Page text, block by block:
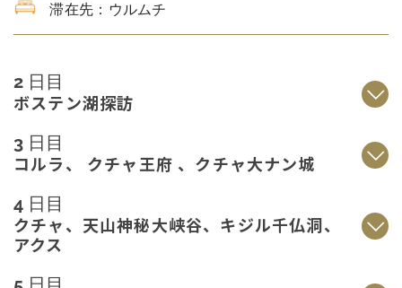
滞在先：ウルムチ
2 日目
ボステン湖探訪
3 日目
コルラ、 クチャ王府 、クチャ大ナン城
4 日目
クチャ、天山神秘大峡谷、キジル千仏洞、
アクス